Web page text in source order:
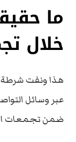
ما
خلال
هذا ونفت شرطة
عبر وسائل
ضمن تجمعات